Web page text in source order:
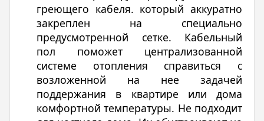
греющего кабеля. который аккуратно
закреплен на специально
предусмотренной сетке. Кабельный
пол поможет централизованной
системе отопления справиться с
возложенной на нее задачей
поддержания в квартире или дома
комфортной температуры. Не подходит